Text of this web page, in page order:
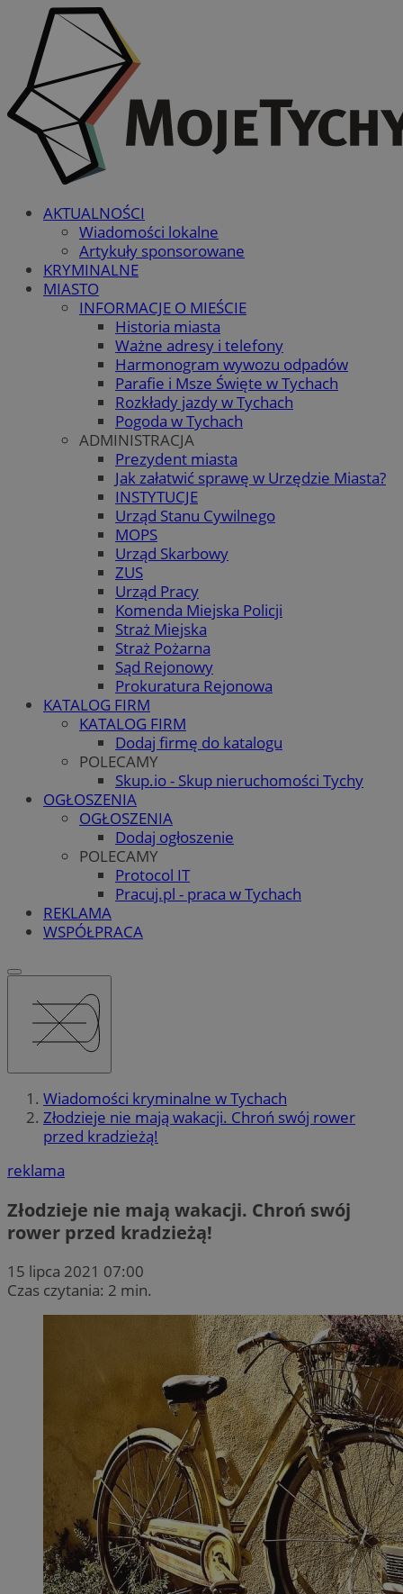
AKTUALNOŚCI
Wiadomości lokalne
Artykuły sponsorowane
KRYMINALNE
MIASTO
INFORMACJE O MIEŚCIE
Historia miasta
Ważne adresy i telefony
Harmonogram wywozu odpadów
Parafie i Msze Święte w Tychach
Rozkłady jazdy w Tychach
Pogoda w Tychach
ADMINISTRACJA
Prezydent miasta
Jak załatwić sprawę w Urzędzie Miasta?
INSTYTUCJE
Urząd Stanu Cywilnego
MOPS
Urząd Skarbowy
ZUS
Urząd Pracy
Komenda Miejska Policji
Straż Miejska
Straż Pożarna
Sąd Rejonowy
Prokuratura Rejonowa
KATALOG FIRM
KATALOG FIRM
Dodaj firmę do katalogu
POLECAMY
Skup.io - Skup nieruchomości Tychy
OGŁOSZENIA
OGŁOSZENIA
Dodaj ogłoszenie
POLECAMY
Protocol IT
Pracuj.pl - praca w Tychach
REKLAMA
WSPÓŁPRACA
Wiadomości kryminalne w Tychach
Złodzieje nie mają wakacji. Chroń swój rower
przed kradzieżą!
reklama
Złodzieje nie mają wakacji. Chroń swój
rower przed kradzieżą!
15 lipca 2021 07:00
Czas czytania: 2 min.